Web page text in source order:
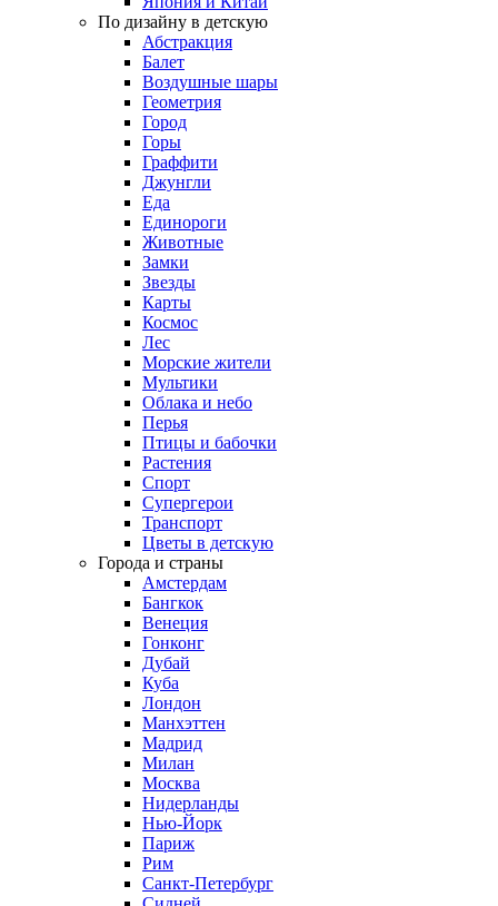
По дизайну в детскую
Абстракция
Балет
Воздушные шары
Геометрия
Город
Горы
Граффити
Джунгли
Еда
Единороги
Животные
Замки
Звезды
Карты
Космос
Лес
Морские жители
Мультики
Облака и небо
Перья
Птицы и бабочки
Растения
Спорт
Супергерои
Транспорт
Цветы в детскую
Города и страны
Амстердам
Бангкок
Венеция
Гонконг
Дубай
Куба
Лондон
Манхэттен
Мадрид
Милан
Москва
Нидерланды
Нью-Йорк
Париж
Рим
Санкт-Петербург